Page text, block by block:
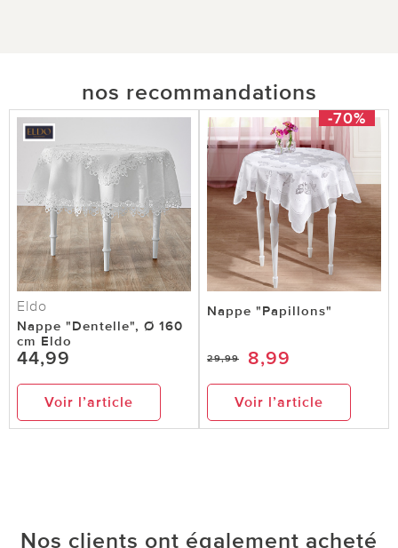
nos recommandations
Eldo
Nappe "Dentelle", Ø 160
cm Eldo
44,99
Voir l’article
-70%
Nappe "Papillons"
29,99 8,99
Voir l’article
Nos clients ont également acheté